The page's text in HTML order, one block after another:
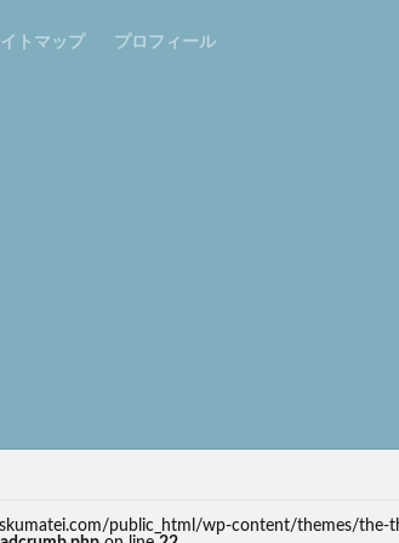
トマップ プロフィール
public_html/wp-content/themes/